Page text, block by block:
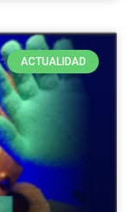
ACTUALIDAD